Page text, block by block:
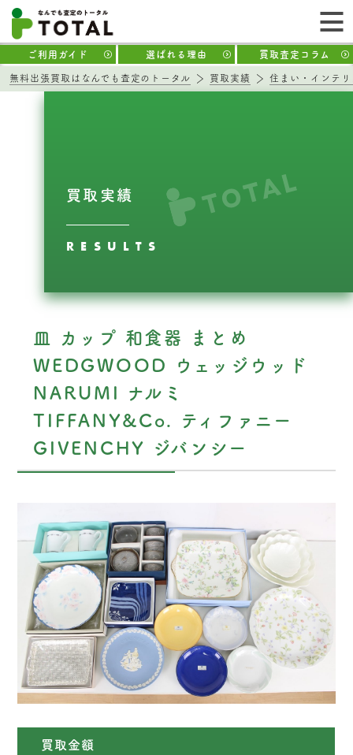
ご利用ガイド 選ばれる理由 買取査定コラム
無料出張買取はなんでも査定のトータル 買取実績 住まい・インテリ
買取実績
RESULTS
皿 カップ 和食器 まとめ
WEDGWOOD ウェッジウッド
NARUMI ナルミ
TIFFANY&Co. ティファニー
GIVENCHY ジバンシー
買取金額